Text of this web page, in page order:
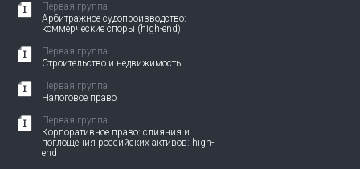
Первая группа
Арбитражное судопроизводство:
коммерческие споры (high-end)
Первая группа
Строительство и недвижимость
Первая группа
Налоговое право
Первая группа
Корпоративное право: слияния и
поглощения российских активов: high-
end